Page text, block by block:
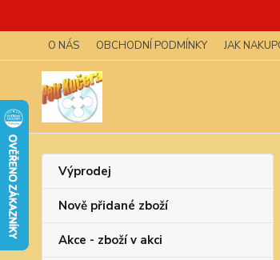
O NÁS OBCHODNÍ PODMÍNKY JAK
Výprodej
Nově přidané zboží
Akce - zboží v akci